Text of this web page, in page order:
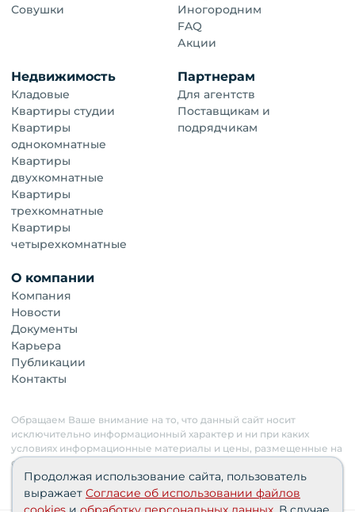
Совушки
Иногородним
FAQ
Акции
Недвижимость
Кладовые
Квартиры студии
Квартиры
однокомнатные
Квартиры
двухкомнатные
Квартиры
трехкомнатные
Квартиры
четырехкомнатные
Партнерам
Для агентств
Поставщикам и
подрядчикам
О компании
Компания
Новости
Документы
Карьера
Публикации
Контакты
Обращаем Ваше внимание на то, что данный сайт носит
исключительно информационный характер и ни при каких
условиях информационные материалы и цены, размещенные на
сайте, не являются публичной офертой. Застройщик имеет
право изменять стоимость объектов.
Продолжая использование сайта, пользователь
выражает Согласие об использовании файлов